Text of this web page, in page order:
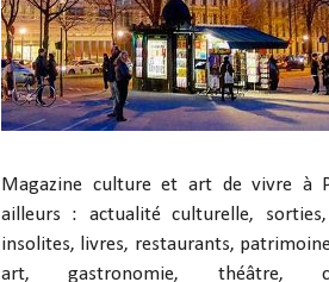
Magazine culture et art de vivre à
ailleurs : actualité culturelle,
insolites, livres, restaurants,
art, gastronomie, théâtre,